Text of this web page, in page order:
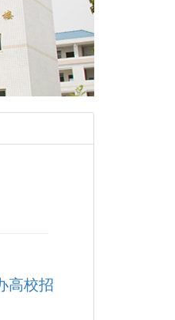
高校招